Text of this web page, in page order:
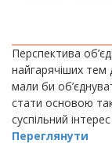
Перспектива
найгарячіших тем
мали би
стати основою
суспільний
Переглянути